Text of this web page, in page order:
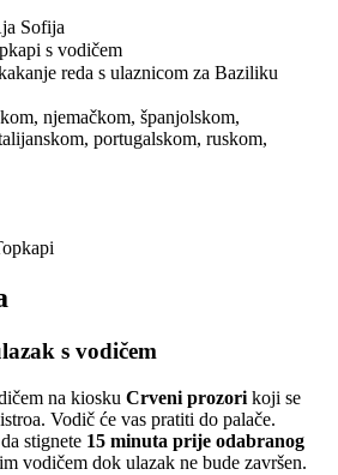
Sofija
s vodičem
reda s ulaznicom za Baziliku
njemačkom, španjolskom,
portugalskom, ruskom,
s vodičem
na kiosku Crveni prozori koji se
Vodič će vas pratiti do palače.
stignete 15 minuta prije odabranog
vodičem dok ulazak ne bude završen.